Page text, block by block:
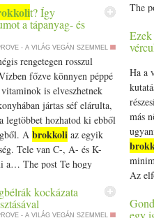
­­4 tk. római kömény 1/­­4 tk.
1 kis darab
só bors A quinoat
meleeg vízzel -
nem lesz - majd
egy edényt a tűzre, majd
quinoat és szárazon pirítsd
Majd öntsd fel 2-
Tedd a vízbe a
Majd forrald fel a és
a víz el nem párolog
egy ici pici vizet
elkészül, pucold meg a
t? Így
a tápanyag- és
- A VILÁG VEGÁN SZEMMEL
rengetegen rosszul
főzve könnyen péppé
is elveszhetnek
jártas séf elárulta,
legtöbbet hozhatod ki ebből
A brokkoliaz egyik
Tele van C-, A- és K-
a… The post Te hogy
appeared first on
kockázata
- A VILÁG VEGÁN SZEMMEL
The
Ha a
más
Az
The
egy